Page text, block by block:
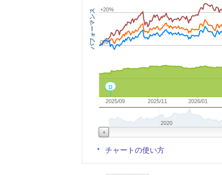
パフォーマンス
D
2025/09 2025/11 2026/01
2020
0%
+20%
チャートの使い方